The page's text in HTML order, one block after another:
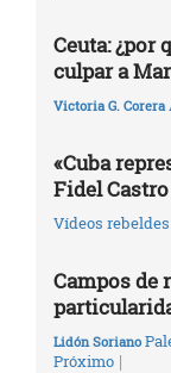
Ceuta: ¿por
culpar a
Victoria G. Corera
«Cuba
Fidel
Vídeos rebeldes
Campos de
Lidón Soriano
Próximo |